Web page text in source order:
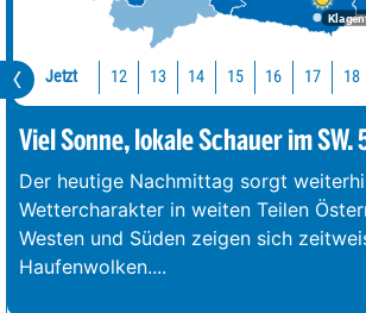
Jetzt 12 13 14 15 16 17 18
Viel Sonne, lokale Schauer im SW.
Der heutige Nachmittag sorgt
Wettercharakter in weiten Teilen
Westen und Süden zeigen sich
Haufenwolken....